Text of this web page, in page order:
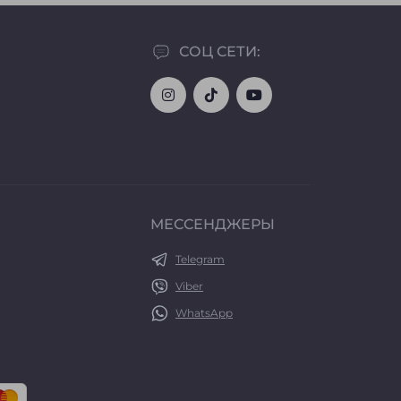
СОЦ СЕТИ:
МЕССЕНДЖЕРЫ
Telegram
Viber
WhatsApp